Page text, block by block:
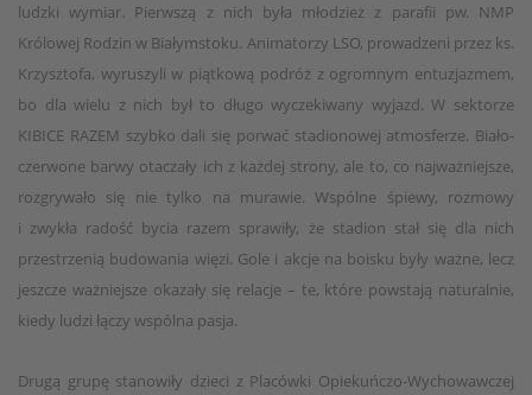
ludzki wymiar. Pierwszą z nich była młodzież z parafii pw. NMP
Królowej Rodzin w Białymstoku. Animatorzy LSO, prowadzeni przez ks.
Krzysztofa, wyruszyli w piątkową podróż z ogromnym entuzjazmem,
bo dla wielu z nich był to długo wyczekiwany wyjazd. W sektorze
KIBICE RAZEM szybko dali się porwać stadionowej atmosferze. Biało-
czerwone barwy otaczały ich z każdej strony, ale to, co najważniejsze,
rozgrywało się nie tylko na murawie. Wspólne śpiewy, rozmowy
i zwykła radość bycia razem sprawiły, że stadion stał się dla nich
przestrzenią budowania więzi. Gole i akcje na boisku były ważne, lecz
jeszcze ważniejsze okazały się relacje – te, które powstają naturalnie,
kiedy ludzi łączy wspólna pasja.
Drugą grupę stanowiły dzieci z Placówki Opiekuńczo-Wychowawczej